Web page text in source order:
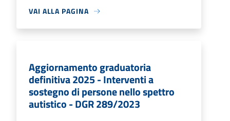
VAI ALLA PAGINA
Aggiornamento graduatoria
definitiva 2025 - Interventi a
sostegno di persone nello spettro
autistico - DGR 289/2023